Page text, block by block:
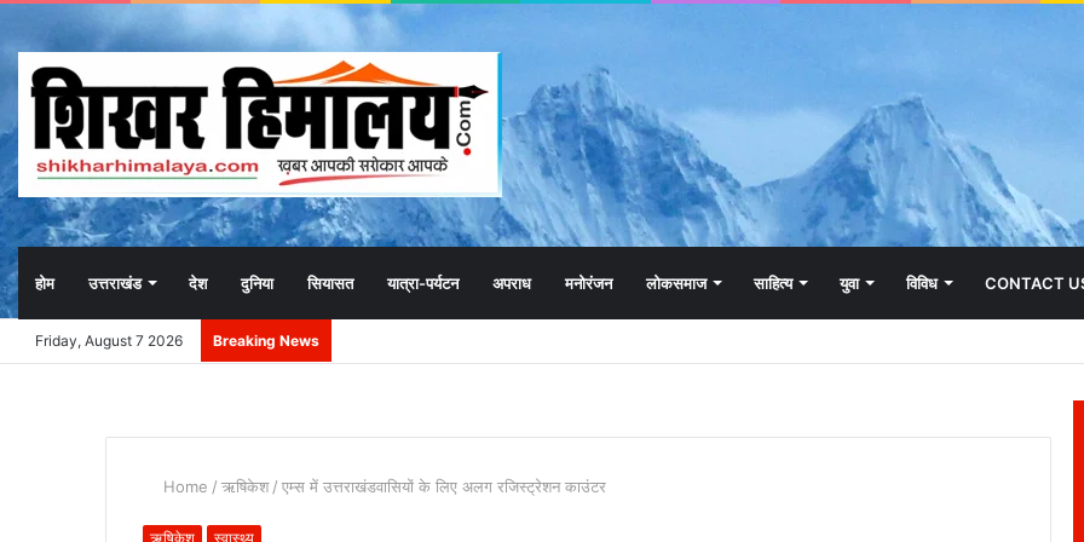
होम उत्तराखंड देश दुनिया सियासत यात्रा-पर्यटन अपराध मनोरंजन लोकसमाज साहित्य युवा विविध CONTACT
Friday, August 7 2026 Breaking News
Home / ऋषिकेश / एम्स में उत्तराखंडवासियों के लिए अलग रजिस्ट्रेशन काउंटर
ऋषिकेश स्वास्थ्य